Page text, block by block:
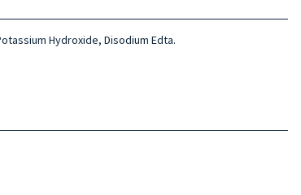
Hydroxide, Disodium Edta.